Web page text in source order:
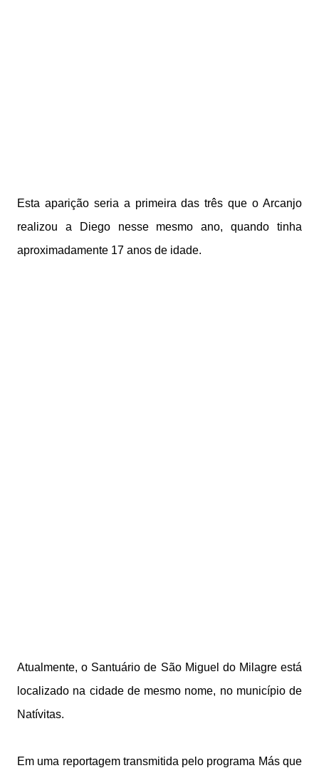
Esta aparição seria a primeira das três que o Arcanjo
realizou a Diego nesse mesmo ano, quando tinha
aproximadamente 17 anos de idade.
Atualmente, o Santuário de São Miguel do Milagre está
localizado na cidade de mesmo nome, no município de
Natívitas.
Em uma reportagem transmitida pelo programa Más que